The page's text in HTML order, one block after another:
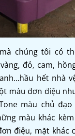
chúng tôi có
đỏ, cam,
hết nhà
màu đơn điệu
màu chủ
màu khác
điệu, mặt khác